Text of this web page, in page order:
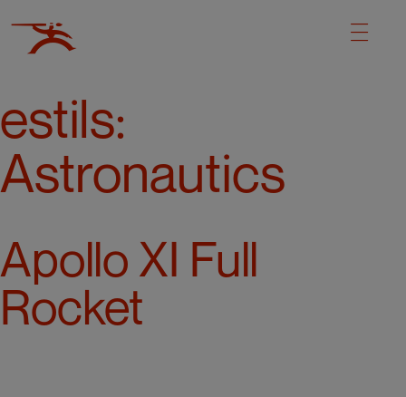
estils:
Astronautics
Apollo XI Full
Rocket